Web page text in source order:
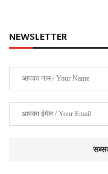
NEWSLETTER